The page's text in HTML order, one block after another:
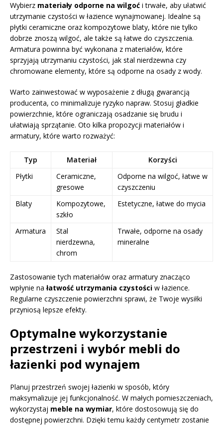
Wybierz materiały odporne na wilgoć i trwałe, aby ułatwić
utrzymanie czystości w łazience wynajmowanej. Idealne są
płytki ceramiczne oraz kompozytowe blaty, które nie tylko
dobrze znoszą wilgoć, ale także są łatwe do czyszczenia.
Armatura powinna być wykonana z materiałów, które
sprzyjają utrzymaniu czystości, jak stal nierdzewna czy
chromowane elementy, które są odporne na osady z wody.
Warto zainwestować w wyposażenie z długą gwarancją
producenta, co minimalizuje ryzyko napraw. Stosuj gładkie
powierzchnie, które ograniczają osadzanie się brudu i
ułatwiają sprzątanie. Oto kilka propozycji materiałów i
armatury, które warto rozważyć:
Typ Materiał
Korzyści
Płytki
Ceramiczne,
gresowe
Odporne na wilgoć, łatwe w
czyszczeniu
Blaty
Kompozytowe,
szkło
Estetyczne, łatwe do mycia
Armatura
Stal
nierdzewna,
chrom
Trwałe, odporne na osady
mineralne
Zastosowanie tych materiałów oraz armatury znacząco
wpłynie na łatwość utrzymania czystości w łazience.
Regularne czyszczenie powierzchni sprawi, że Twoje wysiłki
przyniosą lepsze efekty.
Optymalne wykorzystanie
przestrzeni i wybór mebli do
łazienki pod wynajem
Planuj przestrzeń swojej łazienki w sposób, który
maksymalizuje jej funkcjonalność. W małych pomieszczeniach,
wykorzystaj meble na wymiar, które dostosowują się do
dostępnej powierzchni. Dzięki temu każdy centymetr zostanie